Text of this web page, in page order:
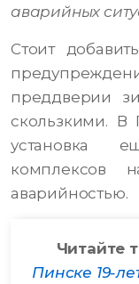
аварийных
Стоит
преддверии
скользкими. В
установка
комплексов
аварийностью.
Читайте
Пинске 19-